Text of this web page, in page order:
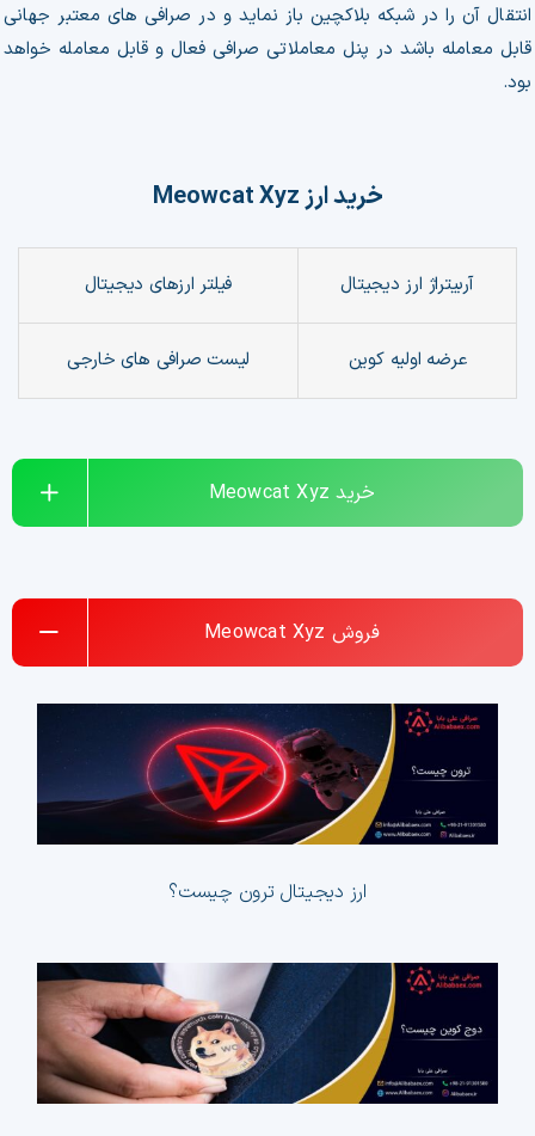
انتقال آن را در شبکه بلاکچین باز نماید و در صرافی های معتبر جهانی
قابل معامله باشد در پنل معاملاتی صرافی فعال و قابل معامله خواهد
بود.
خرید ارزMeowcat Xyz
آربیتراژ ارز دیجیتال فیلتر ارزهای دیجیتال
عرضه اولیه کوین لیست صرافی های خارجی
خرید Meowcat Xyz
فروش Meowcat Xyz
ارز دیجیتال ترون چیست؟